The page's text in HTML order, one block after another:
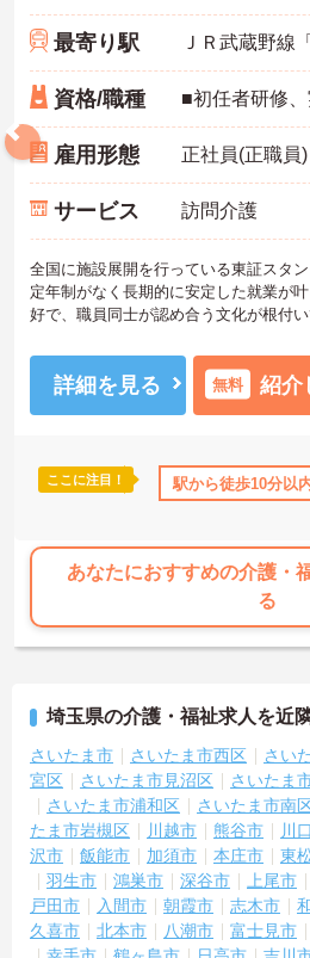
年間休日110日以上 産休･育休･介護
最寄り駅
資格/職種
雇用形態 正社員(正職員)
サービス 訪問介護
全国に施設展開を行っている東証スタ
定年制がなく長期的に安定した就業が
好で、職員同士が認め合う文化が根付い
しますのでお気軽にご相談ください！
詳細を見る 無料 紹介
ここに注目！ 駅から徒歩10分以
あなたにおすすめの介護・
る
埼玉県の介護・福祉求人を近
さいたま市 さいたま市西区 さい
宮区
さいたま市見沼区 さいたま
さいたま市浦和区
さいたま市南
たま市岩槻区
川越市 熊谷市 川
沢市
飯能市 加須市 本庄市 東
羽生市
鴻巣市 深谷市 上尾市
戸田市
入間市 朝霞市 志木市
久喜市
北本市 八潮市 富士見市